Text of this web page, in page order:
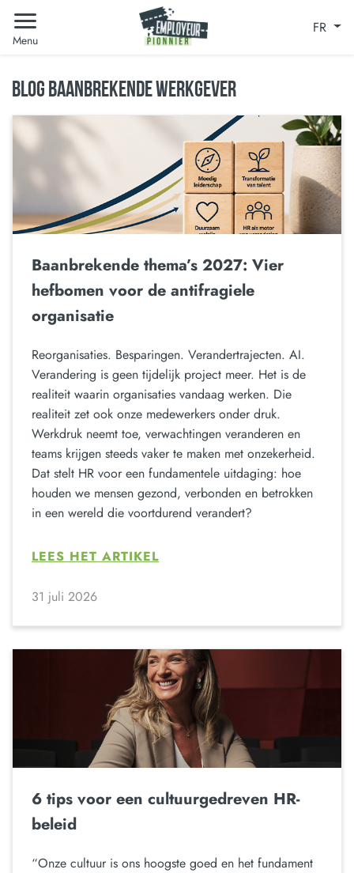
Menu
FR
BLOG BAANBREKENDE WERKGEVER
Baanbrekende thema’s 2027: Vier
hefbomen voor de antifragiele
organisatie
Reorganisaties. Besparingen. Verandertrajecten. AI.
Verandering is geen tijdelijk project meer. Het is de
realiteit waarin organisaties vandaag werken. Die
realiteit zet ook onze medewerkers onder druk.
Werkdruk neemt toe, verwachtingen veranderen en
teams krijgen steeds vaker te maken met onzekerheid.
Dat stelt HR voor een fundamentele uitdaging: hoe
houden we mensen gezond, verbonden en betrokken
in een wereld die voortdurend verandert?
LEES HET ARTIKEL
31 juli 2026
6 tips voor een cultuurgedreven HR-
beleid
“Onze cultuur is ons hoogste goed en het fundament